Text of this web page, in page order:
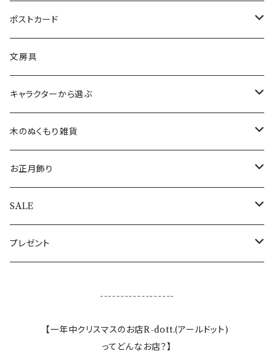
すべてのオーナメント
ミュージックタイプ
オーナメントスタンド
くま雑貨
ウォールアート(壁飾り)
敷き物
キャンドル・キャンドルスタンド
キャンドル
キャンドルスタンド
ぬいぐるみ
トントゥドール
クリスマスカード
カードスタンド
LEDキャンドルライト
ワインホルダー
コースター
トレイ（トレー）
オーナメントスタンド
イルミネーションライト
インドネシア
バリ
エジプト
フランス
インド
ギリシャ
日本
ドイツ
すべてのファッション雑貨
イヤリング
マグカップ
テーブルクロス
ランチョンマット
敷き物
すべての食器・テーブルクロス・敷き物
エッグホルダー
ミニカップ
イヤリング
腕時計
ブレスレット
ネックレス
指輪
全てのアクセサリー
ポストカード
バースデーカード
クリスマスカード
その他のポストカード
すべてのポストカード
文房具
キャラクターから選ぶ
ALOHAマプア
木のぬくもり雑貨
ぽれぽれ動物
ぽれぽれコモノ
クリスマスぽれぽれ動物
シロクマ親子
おとぎの森のくま
お正月飾り
置物・オブジェ
すべてのお正月飾り
SALE
アウトレット
プレゼント
------------------
【一年中クリスマスのお店R-dott.(アールドット)
ってどんなお店？】